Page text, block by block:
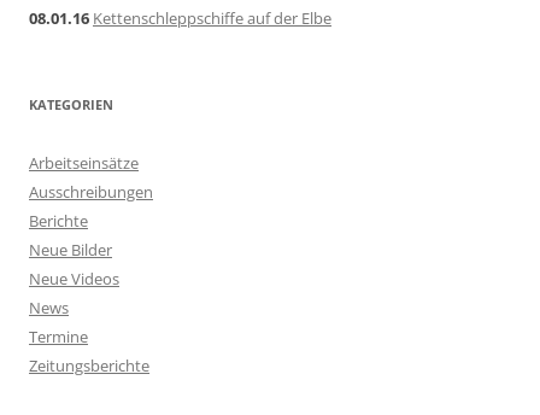
08.01.16 Kettenschleppschiffe auf der Elbe
KATEGORIEN
Arbeitseinsätze
Ausschreibungen
Berichte
Neue Bilder
Neue Videos
News
Termine
Zeitungsberichte